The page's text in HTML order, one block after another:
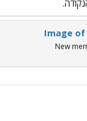
Image of
New